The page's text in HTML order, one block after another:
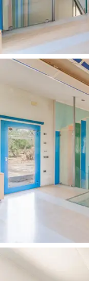
Floransa
benzersizliği ile
tüm hizmetlere
konaklama